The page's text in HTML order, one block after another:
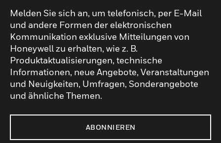
Melden Sie sich an, um telefonisch, per E-Mail
und andere Formen der elektronischen
Kommunikation exklusive Mitteilungen von
Honeywell zu erhalten, wie z. B.
Produktaktualisierungen, technische
Informationen, neue Angebote, Veranstaltungen
und Neuigkeiten, Umfragen, Sonderangebote
und ähnliche Themen.
ABONNIEREN